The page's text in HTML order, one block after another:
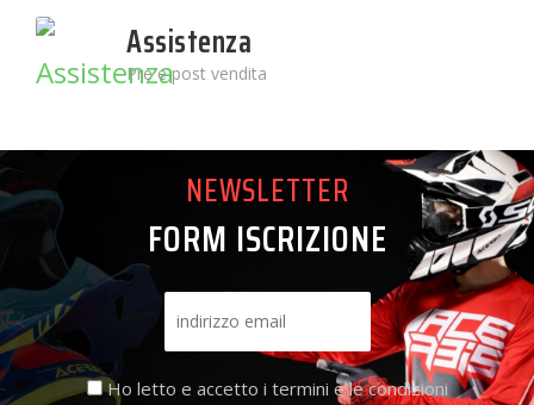
Assistenza
Pre e post vendita
NEWSLETTER
FORM ISCRIZIONE
Ho letto e accetto i termini e le condizioni